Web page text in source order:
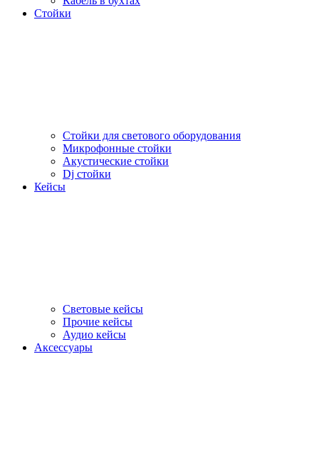
Стойки
Стойки для светового оборудования
Микрофонные стойки
Акустические стойки
Dj стойки
Кейсы
Световые кейсы
Прочие кейсы
Аудио кейсы
Аксессуары